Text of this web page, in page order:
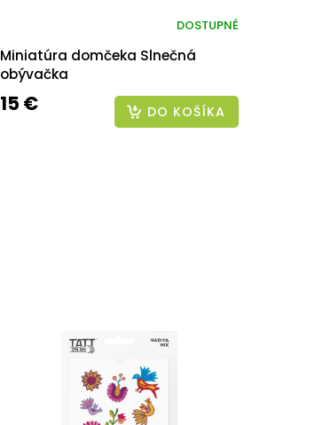
Miniatúra domčeka Slnečná
obývačka
DOSTUPNÉ
15 € DO KOŠÍKA